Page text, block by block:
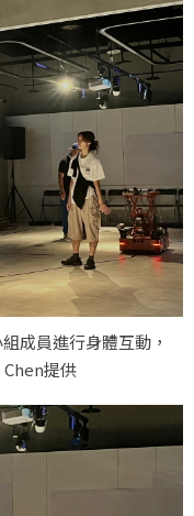
成員進行身體互動，
提供